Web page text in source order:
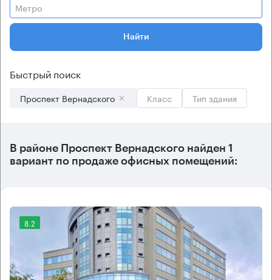
Метро
Найти
Быстрый поиск
Проспект Вернадского Класс Тип здания
В районе Проспект Вернадского найден 1
вариант по продаже офисных помещений:
8.2